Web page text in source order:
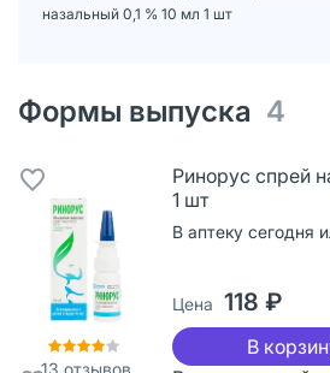
назальный 0,1 % 10 мл 1 шт
Формы выпуска 4
13 отзывов
Ринорус спрей
1 шт
В аптеку сегодня
Цена 118 ₽
В